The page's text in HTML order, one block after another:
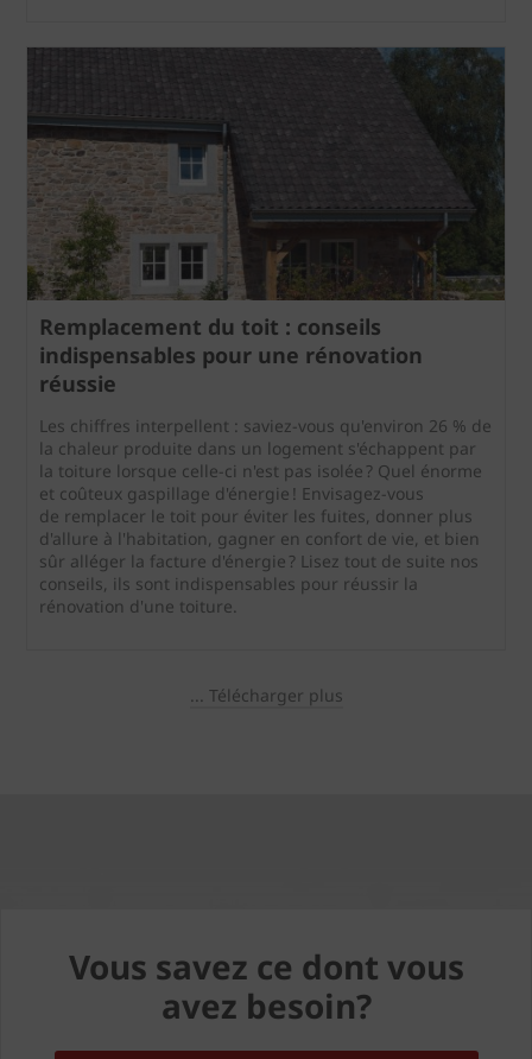
Remplacement du toit : conseils
indispensables pour une rénovation
réussie
Les chiffres interpellent : saviez-vous qu'environ 26 % de
la chaleur produite dans un logement s'échappent par
la toiture lorsque celle-ci n'est pas isolée ? Quel énorme
et coûteux gaspillage d'énergie ! Envisagez-vous
de remplacer le toit pour éviter les fuites, donner plus
d'allure à l'habitation, gagner en confort de vie, et bien
sûr alléger la facture d'énergie ? Lisez tout de suite nos
conseils, ils sont indispensables pour réussir la
rénovation d'une toiture.
... Télécharger plus
Vous savez ce dont vous
avez besoin?